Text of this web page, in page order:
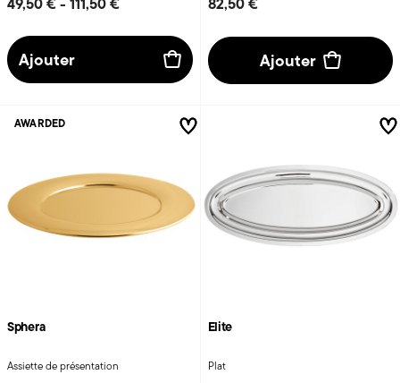
Ajouter Ajouter
Sphera
Assiette de présentation
AWARDED
Elite
Plat